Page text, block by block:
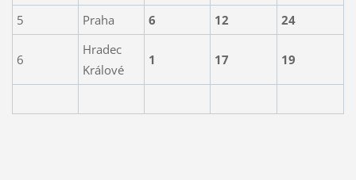
5
Praha 6 12 24
6
Hradec
Králové
1 17 19